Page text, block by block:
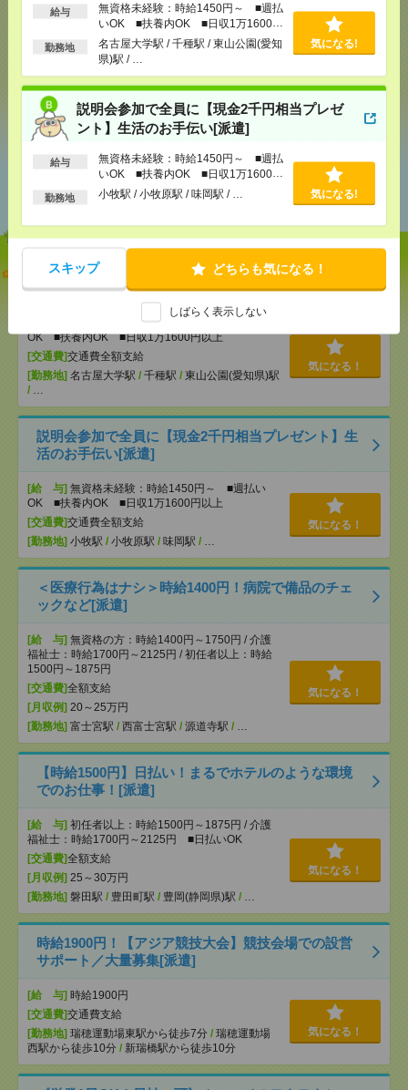
給与
無資格未経験：時給1450円～ ■週払
いOK ■扶養内OK ■日収1万1600円
以上
勤務地
名古屋大学駅 / 千種駅 / 東山公園(愛知
県)駅 / …
気になる!
説明会参加で全員に【現金2千円相当プレゼ
ント】生活のお手伝い[派遣]
給与
無資格未経験：時給1450円～ ■週払
いOK ■扶養内OK ■日収1万1600円
以上
勤務地 小牧駅 / 小牧原駅 / 味岡駅 / … 気になる!
スキップ どちらも気になる！
しばらく表示しない
メールで送る LINE で送る
シェア ツイート ブックマーク
あなたの閲覧履歴からの
おすすめ
【オープニング募集】おばあちゃんのお散歩付き添
いも仕事の1つ[派遣]
無資格未経験：時給1450円～ ■週払い
OK ■扶養内OK ■日収1万1600円以上
[交通費]交通費全額支給
[勤務地] 名古屋大学駅 / 千種駅 / 東山公園(愛知県)駅
/ …
気になる！
説明会参加で全員に【現金2千円相当プレゼント】生
活のお手伝い[派遣]
[給 与] 無資格未経験：時給1450円～ ■週払い
OK ■扶養内OK ■日収1万1600円以上
[交通費]交通費全額支給
[勤務地] 小牧駅 / 小牧原駅 / 味岡駅 / …
気になる！
＜医療行為はナシ＞時給1400円！病院で備品のチェ
ックなど[派遣]
[給 与] 無資格の方：時給1400円～1750円 / 介護
福祉士：時給1700円～2125円 / 初任者以上：時給
1500円～1875円
[交通費]全額支給
[月収例] 20～25万円
[勤務地] 富士宮駅 / 西富士宮駅 / 源道寺駅 / …
気になる！
【時給1500円】日払い！まるでホテルのような環境
でのお仕事！[派遣]
[給 与] 初任者以上：時給1500円～1875円 / 介護
福祉士：時給1700円～2125円 ■日払いOK
[交通費]全額支給
[月収例] 25～30万円
[勤務地] 磐田駅 / 豊田町駅 / 豊岡(静岡県)駅 / …
気になる！
時給1900円！【アジア競技大会】競技会場での設営
サポート／大量募集[派遣]
[給 与] 時給1900円
[交通費]交通費支給
[勤務地] 瑞穂運動場東駅から徒歩7分 / 瑞穂運動場
西駅から徒歩10分 / 新瑞橋駅から徒歩10分
気になる！